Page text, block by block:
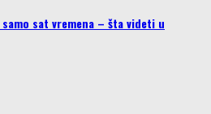
sat vremena – šta videti u